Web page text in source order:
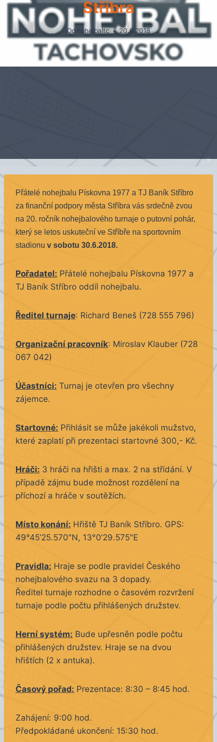
Stříbra
Od nohejbaltc 20.6.2018
Přátelé nohejbalu Pískovna 1977 a TJ Baník Stříbro
za finanční podpory města Stříbra vás srdečně zvou
na 20. ročník nohejbalového turnaje o putovní pohár,
který se letos uskuteční ve Stříbře na sportovním
stadionu v sobotu 30.6.2018.
Pořadatel: Přátelé nohejbalu Pískovna 1977 a
TJ Baník Stříbro oddíl nohejbalu.
Ředitel turnaje: Richard Beneš (728 555 796)
Organizační pracovník: Miroslav Klauber (728
067 042)
Účastníci: Turnaj je otevřen pro všechny
zájemce.
Startovné: Přihlásit se může jakékoli mužstvo,
které zaplatí při prezentaci startovné 300,- Kč.
Hráči: 3 hráči na hřišti a max. 2 na střídání. V
případě zájmu bude možnost rozdělení na
příchozí a hráče v soutěžích.
Místo konání: Hřiště TJ Baník Stříbro. GPS:
49°45’25.570″N, 13°0’29.575″E
Pravidla: Hraje se podle pravidel Českého
nohejbalového svazu na 3 dopady.
Ředitel turnaje rozhodne o časovém rozvržení
turnaje podle počtu přihlášených družstev.
Herní systém: Bude upřesněn podle počtu
přihlášených družstev. Hraje se na dvou
hřištích (2 x antuka).
Časový pořad: Prezentace: 8:30 – 8:45 hod.
Zahájení: 9:00 hod.
Předpokládané ukončení: 15:30 hod.